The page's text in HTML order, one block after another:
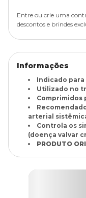
Entre ou crie uma
descontos e brindes
Informações
Indicado para
Utilizado no
Comprimidos
arterial
Controla os
(doença valvar
PRODUTO